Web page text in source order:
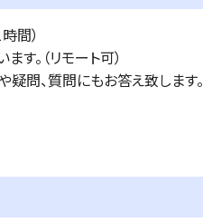
間）
。（リモート可）
問、質問にもお答え致します。